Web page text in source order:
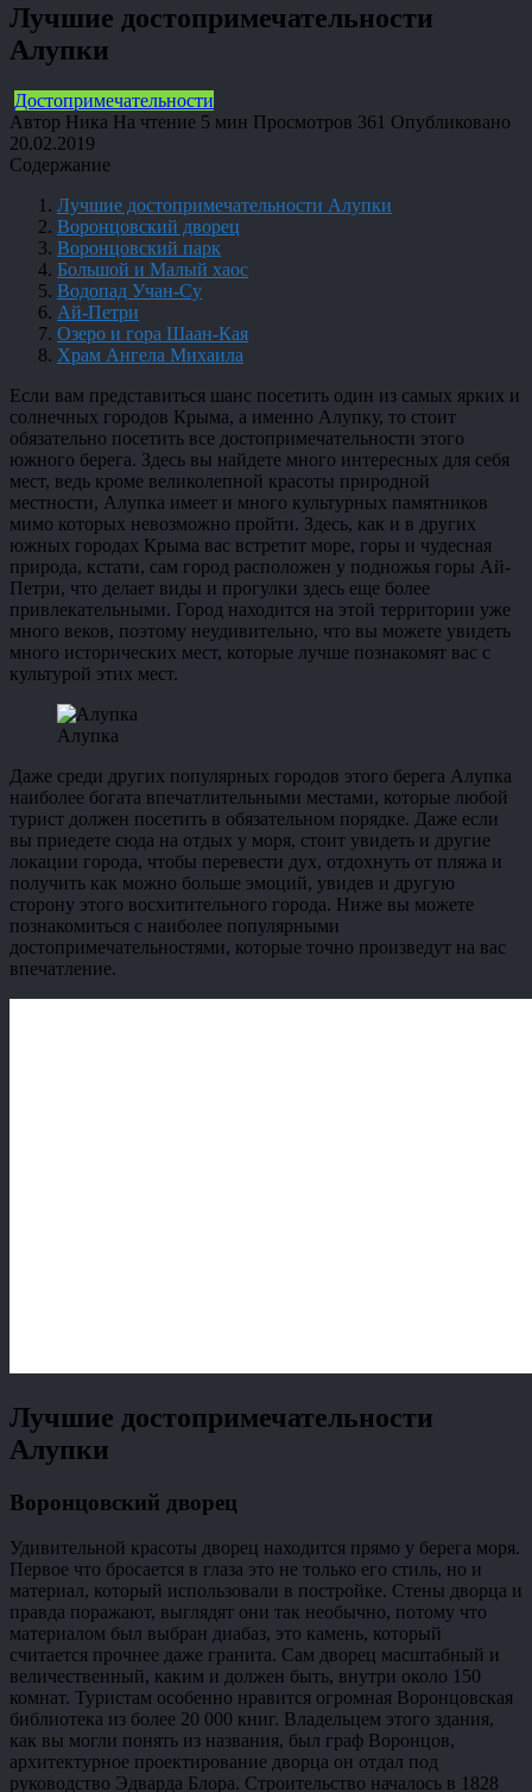
Лучшие достопримечательности
Алупки
Достопримечательности
Автор Ника На чтение 5 мин Просмотров 361 Опубликовано
20.02.2019
Содержание
Лучшие достопримечательности Алупки
Воронцовский дворец
Воронцовский парк
Большой и Малый хаос
Водопад Учан-Су
Ай-Петри
Озеро и гора Шаан-Кая
Храм Ангела Михаила
Если вам представиться шанс посетить один из самых ярких и
солнечных городов Крыма, а именно Алупку, то стоит
обязательно посетить все достопримечательности этого
южного берега. Здесь вы найдете много интересных для себя
мест, ведь кроме великолепной красоты природной
местности, Алупка имеет и много культурных памятников
мимо которых невозможно пройти. Здесь, как и в других
южных городах Крыма вас встретит море, горы и чудесная
природа, кстати, сам город расположен у подножья горы Ай-
Петри, что делает виды и прогулки здесь еще более
привлекательными. Город находится на этой территории уже
много веков, поэтому неудивительно, что вы можете увидеть
много исторических мест, которые лучше познакомят вас с
культурой этих мест.
Алупка
Даже среди других популярных городов этого берега Алупка
наиболее богата впечатлительными местами, которые любой
турист должен посетить в обязательном порядке. Даже если
вы приедете сюда на отдых у моря, стоит увидеть и другие
локации города, чтобы перевести дух, отдохнуть от пляжа и
получить как можно больше эмоций, увидев и другую
сторону этого восхитительного города. Ниже вы можете
познакомиться с наиболее популярными
достопримечательностями, которые точно произведут на вас
впечатление.
Лучшие достопримечательности
Алупки
Воронцовский дворец
Удивительной красоты дворец находится прямо у берега моря.
Первое что бросается в глаза это не только его стиль, но и
материал, который использовали в постройке. Стены дворца и
правда поражают, выглядят они так необычно, потому что
материалом был выбран диабаз, это камень, который
считается прочнее даже гранита. Сам дворец масштабный и
величественный, каким и должен быть, внутри около 150
комнат. Туристам особенно нравится огромная Воронцовская
библиотека из более 20 000 книг. Владельцем этого здания,
как вы могли понять из названия, был граф Воронцов,
архитектурное проектирование дворца он отдал под
руководство Эдварда Блора. Строительство началось в 1828